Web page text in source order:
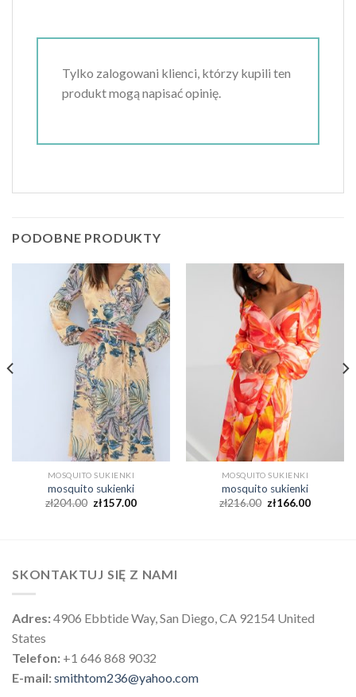
Tylko zalogowani klienci, którzy kupili ten
produkt mogą napisać opinię.
PODOBNE PRODUKTY
MOSQUITO SUKIENKI
mosquito sukienki
zł204.00 zł157.00
MOSQUITO SUKIENKI
mosquito sukienki
zł216.00 zł166.00
SKONTAKTUJ SIĘ Z NAMI
Adres:4906 Ebbtide Way, San Diego, CA 92154 United
States
Telefon: +1 646 868 9032
E-mail:smithtom236@yahoo.com